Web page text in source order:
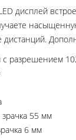
дисплей
разрешением
55 мм
6 мм